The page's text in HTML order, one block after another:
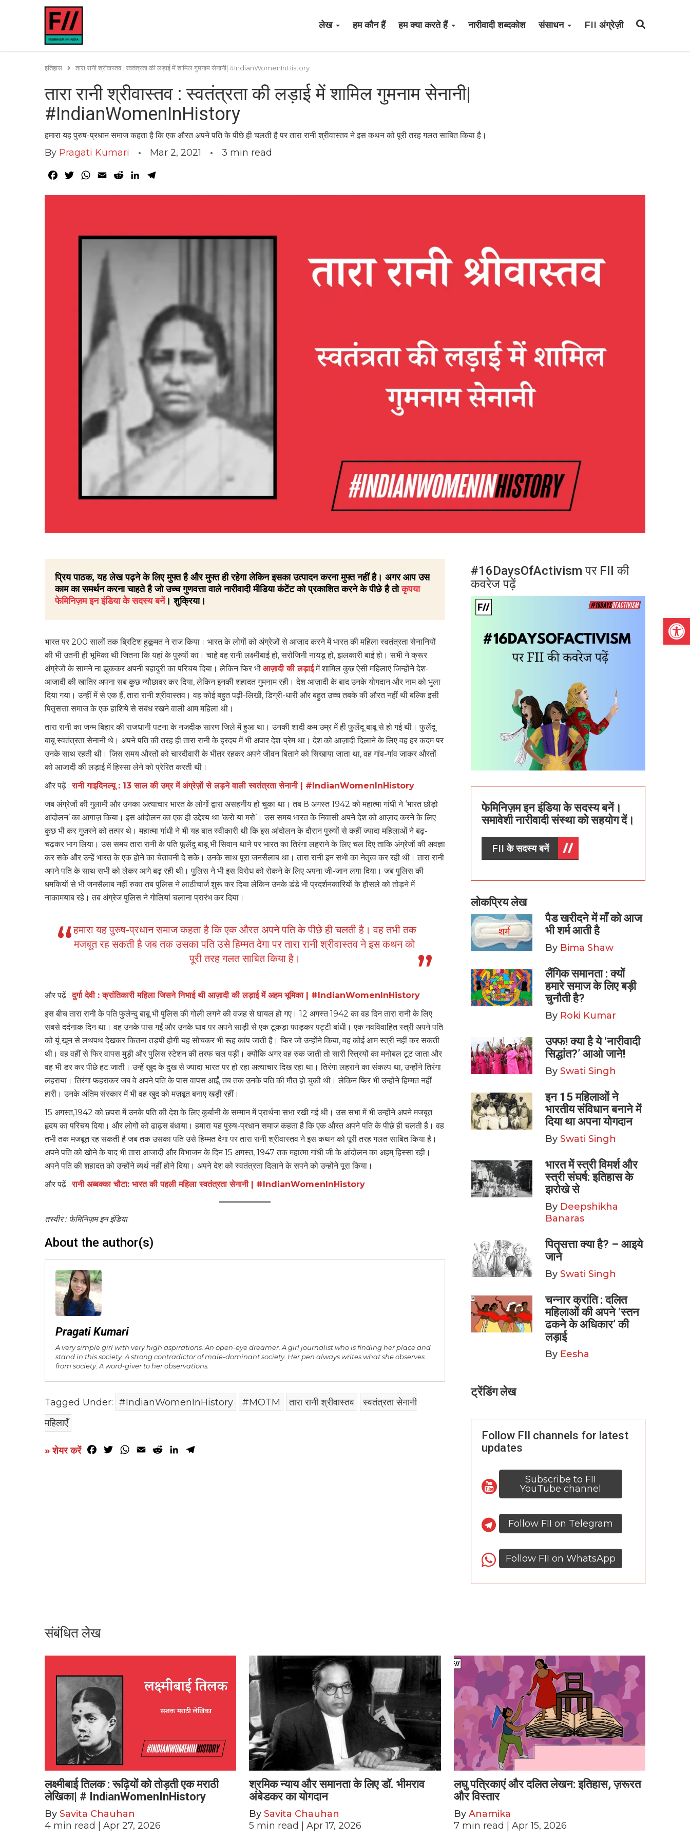
लेख हम कौन हैं हम क्या करते हैं नारीवादी शब्दकोश संसाधन FII अंग्रेज़ी
इतिहास तारा रानी श्रीवास्तव : स्वतंत्रता की लड़ाई में शामिल गुमनाम सेनानी| #IndianWomenInHistory
तारा रानी श्रीवास्तव : स्वतंत्रता की लड़ाई में शामिल गुमनाम सेनानी|
#IndianWomenInHistory
हमारा यह पुरुष-प्रधान समाज कहता है कि एक औरत अपने पति के पीछे ही चलती है पर तारा रानी श्रीवास्तव ने इस कथन को पूरी तरह गलत साबित किया है।
By Pragati Kumari Mar 2, 2021 3 min read
Facebook
TwitterWhatsApp
Email RedditLinkedIn
प्रिय पाठक, यह लेख पढ़ने के लिए मुफ्त है और मुफ्त ही रहेगा लेकिन इसका उत्पादन करना मुफ्त नहीं है। अगर आप उस
काम का समर्थन करना चाहते है जो उच्च गुणवत्ता वाले नारीवादी मीडिया कंटेंट को प्रकाशित करने के पीछे है तोकृपया
फेमिनिज़म इन इंडिया के सदस्य बनें। शुक्रिया।
भारत पर 200 सालों तक ब्रिटिश हुकूमत ने राज किया। भारत के लोगों को अंग्रेजों से आजाद करने में भारत की महिला स्वतंत्रता सेनानियों
की भी उतनी ही भूमिका थी जितना कि यहां के पुरुषों का। चाहे वह रानी लक्ष्मीबाई हो, सरोजिनी नायडू हो, झलकारी बाई हो। सभी ने क्रूर
अंग्रेजों के सामने ना झुक‌कर अपनी बहादुरी का परिचय दिया। लेकिन फिर भी आज़ादी की लड़ाईमें शामिल कुछ ऐसी महिलाएं जिन्होंने देश-
आजादी की खातिर अपना सब कुछ न्यौछावर कर दिया, लेकिन इनकी शहादत गुमनाम रही। देश आज़ादी के बाद उनके योगदान और नाम को भुला
दिया गया। उन्हीं में से एक हैं, तारा रानी श्रीवास्तव। वह कोई बहुत पढ़ी-लिखी, डिग्री-धारी और बहुत उच्च तबके की औरत नहीं थी बल्कि इसी
पितृसत्ता समाज के एक हाशिये से संबंध रखने वाली आम महिला थी।
तारा रानी का जन्म बिहार की राजधानी पटना के नजदीक सारण जिले में हुआ था। उनकी शादी कम उम्र में ही फुलेंदू बाबू से हो गई थी। फुलेंदू
बाबू स्वतंत्रता सेनानी थे। अपने पति की तरह ही तारा रानी के ह्रदय में भी अपार देश-प्रेम था। देश को आज़ादी दिलाने के लिए वह हर कदम पर
उनके साथ रहती थी। जिस समय औरतों को चारदीवारी के भीतर रहकर अपने जीवन बिताने को सिखाया जाता था, वह गांव-गांव जाकर औरतों
को आजादी की लड़ाई में हिस्सा लेने को प्रेरित करती थी।
और पढ़ें :रानी गाइदिनल्यू : 13 साल की उम्र में अंग्रेज़ों से लड़ने वाली स्वतंत्रता सेनानी | #IndianWomenInHistory
जब अंग्रेजों की गुलामी और उनका अत्याचार भारत के लोगों द्वारा असहनीय हो चुका था। तब 8 अगस्त 1942 को महात्मा गांधी ने ‘भारत छोड़ो
आंदोलन’ का आगाज़ किया। इस आंदोलन का एक ही उद्देश्य था ‘करो या मरो’। उस समय भारत के निवासी अपने देश को आज़ाद करने के लिए
कुछ भी कर गुजरने को तत्पर थे। महात्मा गांधी ने भी यह बात स्वीकारी थी कि इस आंदोलन के दौरान पुरुषों से कहीं ज्यादा महिलाओं ने बढ़-
चढ़कर भाग लिया। उस समय तारा रानी के पति फूलेंदु बाबू भी सिवान थाने पर भारत का तिरंगा लहराने के लिए चल दिए ताकि अंग्रेजों की अवज्ञा
कर सके और उन्हें भारत के एक होने का चेतावनी दे सके। उनके साथ पूरा जनसैलाब था। तारा रानी इन सभी का नेतृत्व कर रही थी। तारा रानी
अपने पति के साथ सभी को लेकर आगे बढ़ रही थी। पुलिस ने भी इस विरोध को रोकने के लिए अपना जी-जान लगा दिया। जब पुलिस की
धमकियों से भी जनसैलाब नहीं रुका तब पुलिस ने लाठीचार्ज शुरू कर दिया लेकिन उनके डंडे भी प्रदर्शनकारियों के हौसले को तोड़ने में
नाकामयाब रहे। तब अंग्रेज पुलिस ने गोलियां चलाना प्रारंभ कर दिया।
हमारा यह पुरुष-प्रधान समाज कहता है कि एक औरत अपने पति के पीछे ही चलती है। वह तभी तक
मजबूत रह सकती है जब तक उसका पति उसे हिम्मत देगा पर तारा रानी श्रीवास्तव ने इस कथन को
पूरी तरह गलत साबित किया है।
और पढ़ें :दुर्गा देवी : क्रांतिकारी महिला जिसने निभाई थी आज़ादी की लड़ाई में अहम भूमिका | #IndianWomenInHistory
इस बीच तारा रानी के पति फुलेन्दु बाबू भी पुलिस की गोली लगने की वजह से घायल हो गए। 12 अगस्त 1942 का वह दिन तारा रानी के लिए
सबसे दर्दनाक दिन था। वह उनके पास गईं और उनके घाव पर अपने साड़ी से एक टूकड़ा फाड़कर पट्टी बांधी। एक नवविवाहित स्त्री अपने पति
को यूं खून से लथपथ देखकर कितना तड़पी होगी यह सोचकर भी रूह कांप जाती है। फिर जो उन्होंने किया, वह कोई आम स्त्री नहीं कर सकती
थी। वह वहीं से फिर वापस मुड़ी और पुलिस स्टेशन की तरफ चल पड़ीं। क्योंकि अगर वह रुक जाती तो सारी स्त्रियों का मनोबल टूट जाता और
वह भी डर कर पीछे हट जाती। उन्हें खुद के दुख से ज्यादा भारत पर हो रहा अत्याचार दिख रहा था। तिरंगा लहराने का संकल्प था, उन्होंने तिरंगा
लहराया। तिरंगा फहराकर जब वे अपने पति के पास वापस आईं, तब तक उनके पति की मौत हो चुकी थी। लेकिन फिर भी उन्होंने हिम्मत नहीं
हारी। उनके अंतिम संस्कार में भी वह खुद को मज़बूत बनाए खड़ी रहीं।
15 अगस्त,1942 को छपरा में उनके पति की देश के लिए कुर्बानी के सम्मान में प्रार्थना सभा रखी गई थी। उस सभा में भी उन्होंने अपने मजबूत
हृदय का परिचय दिया। और लोगों को ढाढ़स बंधाया। हमारा यह पुरुष-प्रधान समाज कहता है कि एक औरत अपने पति के पीछे ही चलती है। वह
तभी तक मजबूत रह सकती है जब तक उसका पति उसे हिम्मत देगा पर तारा रानी श्रीवास्तव ने इस कथन को पूरी तरह गलत साबित किया है।
अपने पति को खोने के बाद भी तारा आजादी और विभाजन के दिन 15 अगस्त, 1947 तक महात्मा गांधी जी के आंदोलन का अहम् हिस्सा रही।
अपने पति की शहादत को उन्होंने व्यर्थ नहीं होने दिया। अपने देश को स्वतंत्रता दिलाने के सपने को उन्होंने पूरा किया।
और पढ़ें :रानी अब्बक्का चौटा: भारत की पहली महिला स्वतंत्रता सेनानी | #IndianWomenInHistory
तस्वीर : फेमिनिज़म इन इंडिया
About the author(s)
Pragati Kumari
A very simple girl with very high aspirations. An open-eye dreamer. A girl journalist who is finding her place and
stand in this society. A strong contradictor of male-dominant society. Her pen always writes what she observes
from society. A word-giver to her observations.
Tagged Under: #IndianWomenInHistory #MOTM तारा रानी श्रीवास्तव
स्वतंत्रता सेनानी
महिलाएँ
» शेयर करें Facebook
TwitterWhatsApp
Email RedditLinkedIn
#16DaysOfActivism पर FII की
कवरेज पढ़ें
फेमिनिज़म इन इंडिया के सदस्य बनें।
समावेशी नारीवादी संस्था को सहयोग दें।
FII के सदस्य बनें
लोकप्रिय लेख
पैड खरीदने में माँ को आज
भी शर्म आती है
By Bima Shaw
लैंगिक समानता : क्यों
हमारे समाज के लिए बड़ी
चुनौती है?
By Roki Kumar
उफ्फ! क्या है ये ‘नारीवादी
सिद्धांत?’ आओ जाने!
By Swati Singh
इन 15 महिलाओं ने
भारतीय संविधान बनाने में
दिया था अपना योगदान
By Swati Singh
भारत में स्त्री विमर्श और
स्त्री संघर्ष: इतिहास के
झरोखे से
By Deepshikha
Banaras
पितृसत्ता क्या है? – आइये
जाने
By Swati Singh
चन्नार क्रांति : दलित
महिलाओं की अपने ‘स्तन
ढकने के अधिकार’ की
लड़ाई
By Eesha
ट्रेंडिंग लेख
Follow FII channels for latest
updates
Subscribe to FII
YouTube channel
Follow FII on Telegram
Follow FII on WhatsApp
संबंधित लेख
लक्ष्मीबाई तिलक : रूढ़ियों को तोड़ती एक मराठी
लेखिका| # IndianWomenInHistory
By Savita Chauhan
4 min read | Apr 27, 2026
श्रमिक न्याय और समानता के लिए डॉ. भीमराव
अंबेडकर का योगदान
BySavita Chauhan
5 min read | Apr 17, 2026
लघु पत्रिकाएं और दलित लेखन: इतिहास, ज़रूरत
और विस्तार
By Anamika
7 min read | Apr 15, 2026